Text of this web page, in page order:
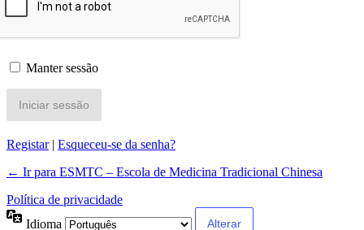
Manter sessão
Registar| Esqueceu-se da senha?
← Ir para ESMTC – Escola de Medicina Tradicional Chinesa
Política de privacidade
Idioma